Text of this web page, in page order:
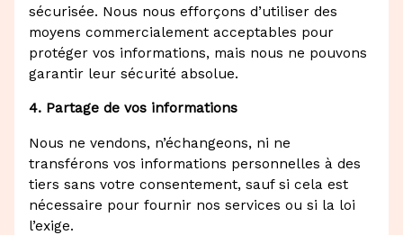
sécurisée. Nous nous efforçons d’utiliser des
moyens commercialement acceptables pour
protéger vos informations, mais nous ne pouvons
garantir leur sécurité absolue.
4. Partage de vos informations
Nous ne vendons, n’échangeons, ni ne
transférons vos informations personnelles à des
tiers sans votre consentement, sauf si cela est
nécessaire pour fournir nos services ou si la loi
l’exige.